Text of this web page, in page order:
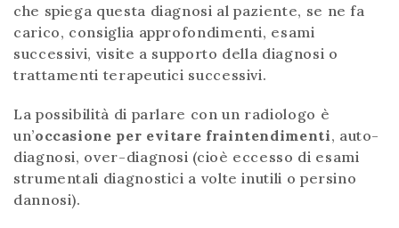
che spiega questa diagnosi al paziente, se ne fa
carico, consiglia approfondimenti, esami
successivi, visite a supporto della diagnosi o
trattamenti terapeutici successivi.
La possibilità di parlare con un radiologo è
un’occasione per evitare fraintendimenti, auto-
diagnosi, over-diagnosi (cioè eccesso di esami
strumentali diagnostici a volte inutili o persino
dannosi).